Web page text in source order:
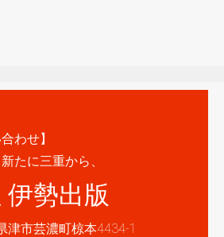
わせ】
たに三重から、
勢出版
津市芸濃町椋本4434-1